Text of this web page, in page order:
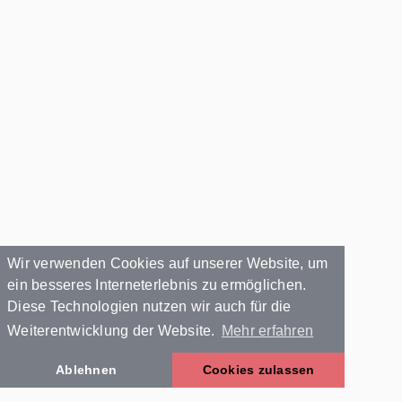
Wir verwenden Cookies auf unserer Website, um
ein besseres Interneterlebnis zu ermöglichen.
Diese Technologien nutzen wir auch für die
Weiterentwicklung der Website.
Mehr erfahren
Ablehnen Cookies zulassen